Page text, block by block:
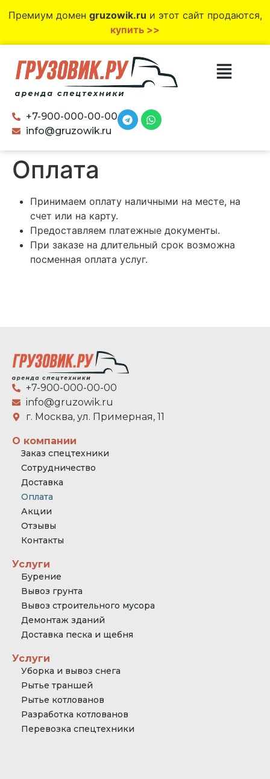
Премиум домен gruzowik.ru и этот сайт продаются,
купить >>
+7-900-000-00-00
info@gruzowik.ru
Оплата
Принимаем оплату наличными на месте, на
счет или на карту.
Предоставляем платежные документы.
При заказе на длительный срок возможна
посменная оплата услуг.
+7-900-000-00-00
info@gruzowik.ru
г. Москва, ул. Примерная, 11
О компании
Заказ спецтехники
Сотрудничество
Доставка
Оплата
Акции
Отзывы
Контакты
Услуги
Бурение
Вывоз грунта
Вывоз строительного мусора
Демонтаж зданий
Доставка песка и щебня
Услуги
Уборка и вывоз снега
Рытье траншей
Рытье котлованов
Разработка котлованов
Перевозка спецтехники